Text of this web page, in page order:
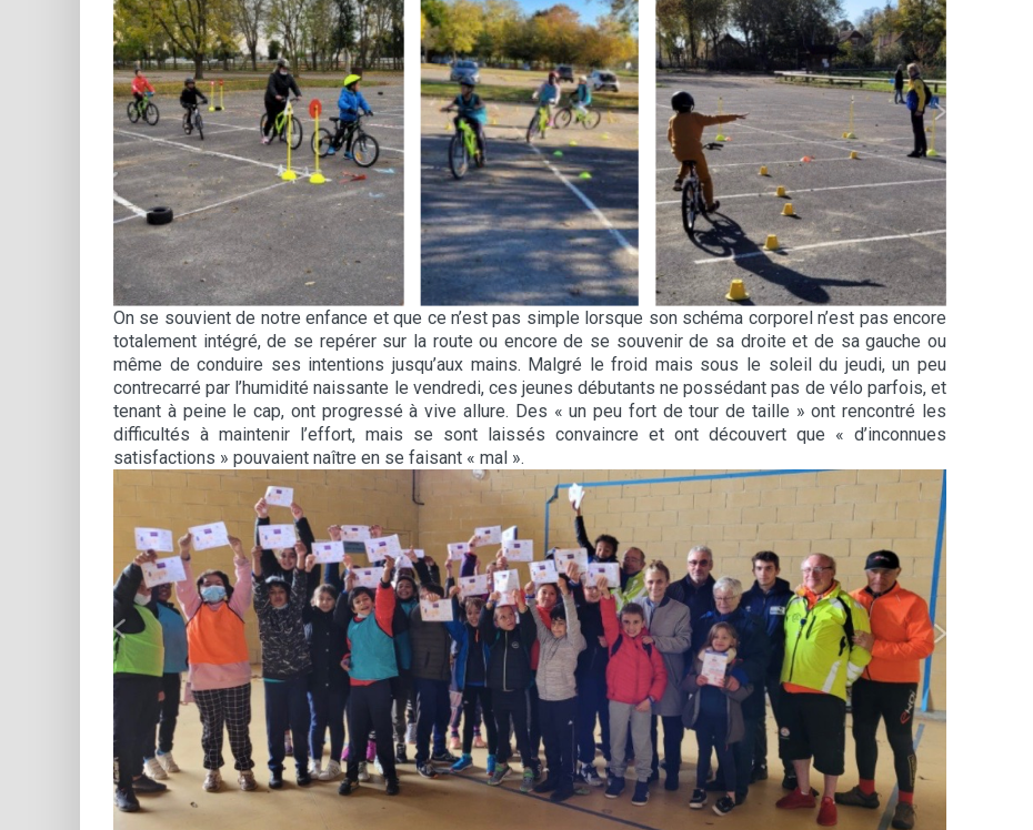
On se souvient de notre enfance et que ce n’est pas simple lorsque son schéma corporel n’est pas encore
totalement intégré, de se repérer sur la route ou encore de se souvenir de sa droite et de sa gauche ou
même de conduire ses intentions jusqu’aux mains. Malgré le froid mais sous le soleil du jeudi, un peu
contrecarré par l’humidité naissante le vendredi, ces jeunes débutants ne possédant pas de vélo parfois, et
tenant à peine le cap, ont progressé à vive allure. Des « un peu fort de tour de taille » ont rencontré les
difficultés à maintenir l’effort, mais se sont laissés convaincre et ont découvert que « d’inconnues
satisfactions » pouvaient naître en se faisant « mal ».